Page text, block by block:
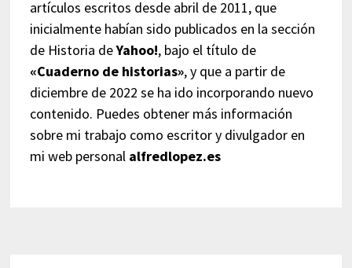
artículos escritos desde abril de 2011, que
inicialmente habían sido publicados en la sección
de Historia deYahoo!, bajo el título de
«Cuaderno de historias», y que a partir de
diciembre de 2022 se ha ido incorporando nuevo
contenido. Puedes obtener más información
sobre mi trabajo como escritor y divulgador en
mi web personal alfredlopez.es